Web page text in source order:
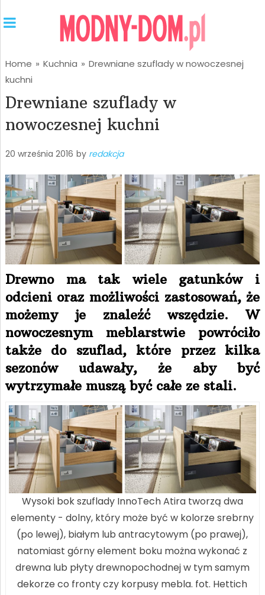
Home » Kuchnia » Drewniane szuflady w nowoczesnej
kuchni
Drewniane szuflady w
nowoczesnej kuchni
20 września 2016 by redakcja
Drewno ma tak wiele gatunków i
odcieni oraz możliwości zastosowań, że
możemy je znaleźć wszędzie. W
nowoczesnym meblarstwie powróciło
także do szuflad, które przez kilka
sezonów udawały, że aby być
wytrzymałe muszą być całe ze stali.
Wysoki bok szuflady InnoTech Atira tworzą dwa
elementy - dolny, który może być w kolorze srebrny
(po lewej), białym lub antracytowym (po prawej),
natomiast górny element boku można wykonać z
drewna lub płyty drewnopochodnej w tym samym
dekorze co fronty czy korpusy mebla. fot. Hettich